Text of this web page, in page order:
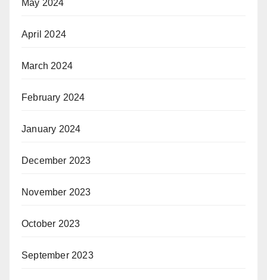
May 2024
April 2024
March 2024
February 2024
January 2024
December 2023
November 2023
October 2023
September 2023